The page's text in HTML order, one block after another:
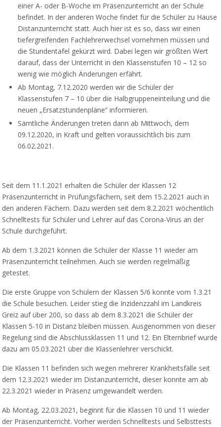
einer A- oder B-Woche im Präsenzunterricht an der Schule
befindet. In der anderen Woche findet für die Schüler zu Hause
Distanzunterricht statt. Auch hier ist es so, dass wir einen
tiefergreifenden Fachlehrerwechsel vornehmen müssen und
die Stundentafel gekürzt wird. Dabei legen wir größten Wert
darauf, dass der Unterricht in den Klassenstufen 10 – 12 so
wenig wie möglich Änderungen erfährt.
Ab Montag, 7.12.2020 werden wir die Schüler der
Klassenstufen 7 – 10 über die Halbgruppeneinteilung und die
neuen „Ersatzstundenpläne“ informieren.
Sämtliche Änderungen treten dann ab Mittwoch, dem
09.12.2020, in Kraft und gelten voraussichtlich bis zum
06.02.2021.
Seit dem 11.1.2021 erhalten die Schüler der Klassen 12
Präsenzunterricht in Prüfungsfächern, seit dem 15.2.2021 auch in
den anderen Fächern. Dazu werden seit dem 8.2.2021 wöchentlich
Schnelltests für Schüler und Lehrer auf das Corona-Virus an der
Schule durchgeführt.
Ab dem 1.3.2021 können die Schüler der Klasse 11 wieder am
Präsenzunterricht teilnehmen. Auch sie werden regelmäßig
getestet.
Die erste Gruppe von Schülern der Klassen 5/6 konnte vom 1.3.21
die Schule besuchen. Leider stieg die Inzidenzzahl im Landkreis
Greiz auf über 200, so dass ab dem 8.3.2021 die Schüler der
Klassen 5-10 in Distanz bleiben müssen. Ausgenommen von dieser
Regelung sind die Abschlussklassen 11 und 12. Ein Elternbrief wurde
dazu am 05.03.2021 über die Klassenlehrer verschickt.
Die Klassen 11 befinden sich wegen mehrerer Krankheitsfälle seit
dem 12.3.2021 wieder im Distanzunterricht, dieser konnte am ab
22.3.2021 wieder in Präsenz umgewandelt werden.
Ab Montag, 22.03.2021, beginnt für die Klassen 10 und 11 wieder
der Präsenzunterricht. Vorher werden Schnelltests und Selbsttests